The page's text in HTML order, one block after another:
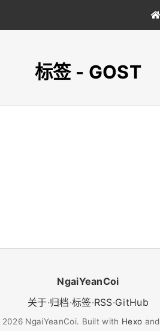
标签 - GOST
NgaiYeanCoi
关于·归档·标签·RSS·GitHub
2026 NgaiYeanCoi. Built with Hexo and